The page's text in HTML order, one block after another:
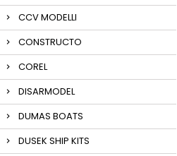
CCV MODELLI
CONSTRUCTO
COREL
DISARMODEL
DUMAS BOATS
DUSEK SHIP KITS